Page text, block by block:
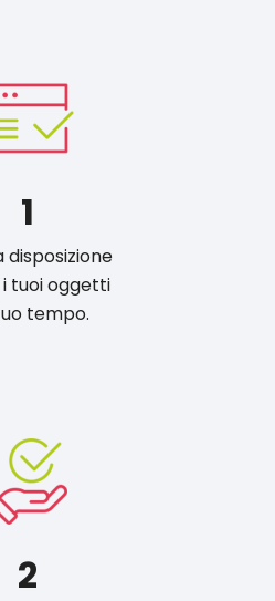
1
disposizione
tuoi oggetti
tempo.
2